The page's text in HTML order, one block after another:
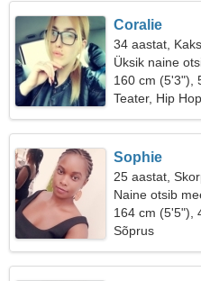
Coralie
34 aastat,
Üksik naine
160 cm (5'3"),
Teater, Hip Hop
Sophie
25 aastat,
Naine otsib
164 cm (5'5"),
Sõprus